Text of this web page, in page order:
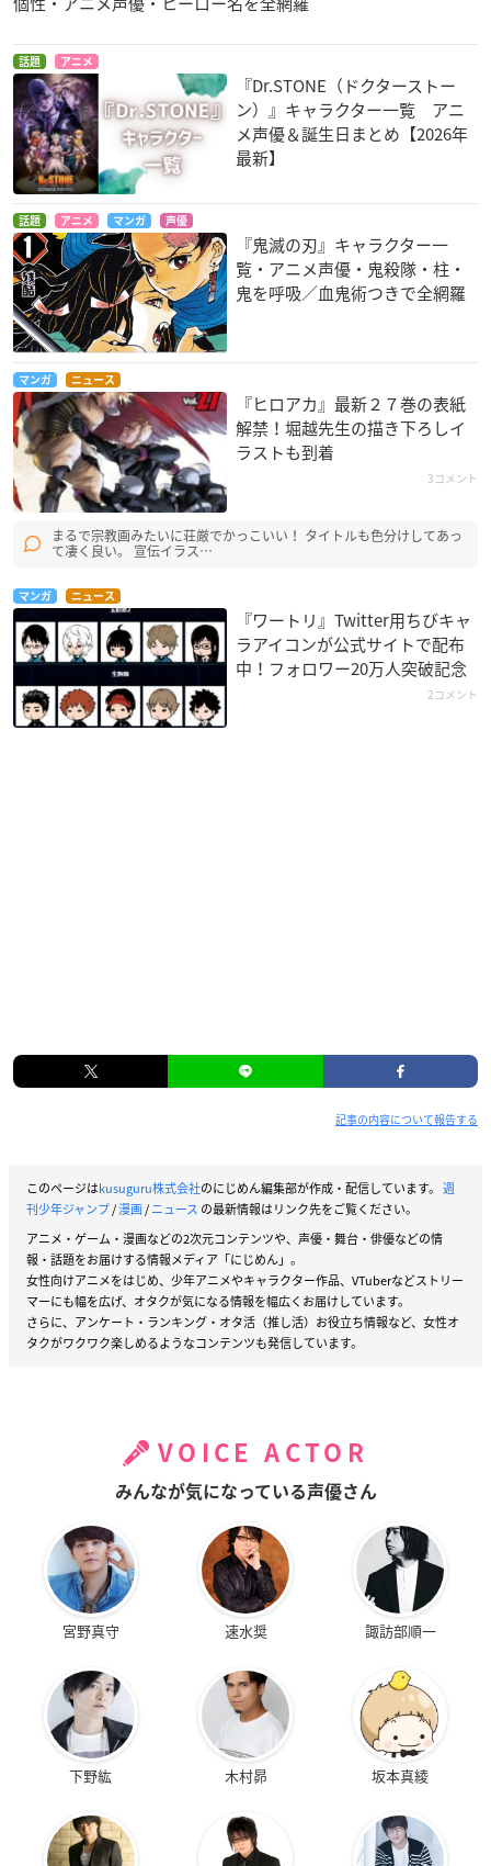
話題 アニメ
『Dr.STONE（ドクターストー
ン）』キャラクター一覧 アニ
メ声優＆誕生日まとめ【2026年
最新】
話題 アニメ マンガ 声優
『鬼滅の刃』キャラクター一
覧・アニメ声優・鬼殺隊・柱・
鬼を呼吸／血鬼術つきで全網羅
マンガ ニュース
『ヒロアカ』最新２７巻の表紙
解禁！堀越先生の描き下ろしイ
ラストも到着
3コメント
まるで宗教画みたいに荘厳でかっこいい！ タイトルも色分けしてあっ
て凄く良い。 宣伝イラス…
マンガ ニュース
『ワートリ』Twitter用ちびキャ
ラアイコンが公式サイトで配布
中！フォロワー20万人突破記念
2コメント
記事の内容について報告する
このページはkusuguru株式会社のにじめん編集部が作成・配信しています。 週
刊少年ジャンプ/漫画/ニュース の最新情報はリンク先をご覧ください。
アニメ・ゲーム・漫画などの2次元コンテンツや、声優・舞台・俳優などの情
報・話題をお届けする情報メディア「にじめん」。
女性向けアニメをはじめ、少年アニメやキャラクター作品、VTuberなどストリー
マーにも幅を広げ、オタクが気になる情報を幅広くお届けしています。
さらに、アンケート・ランキング・オタ活（推し活）お役立ち情報など、女性オ
タクがワクワク楽しめるようなコンテンツも発信しています。
VOICE ACTOR
みんなが気になっている声優さん
宮野真守 速水奨 諏訪部順一
下野紘 木村昴 坂本真綾